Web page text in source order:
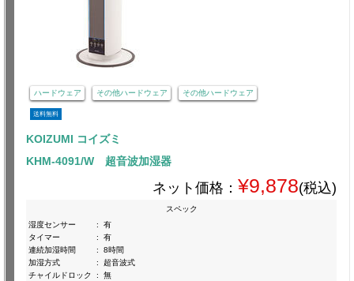
ハードウェア その他ハードウェア その他ハードウェア
送料無料
KOIZUMI コイズミ
KHM-4091/W 超音波加湿器
ネット価格： ¥9,878(税込)
スペック
湿度センサー
:
有
タイマー
:
有
連続加湿時間
:
8時間
加湿方式
:
超音波式
チャイルドロック
: 無